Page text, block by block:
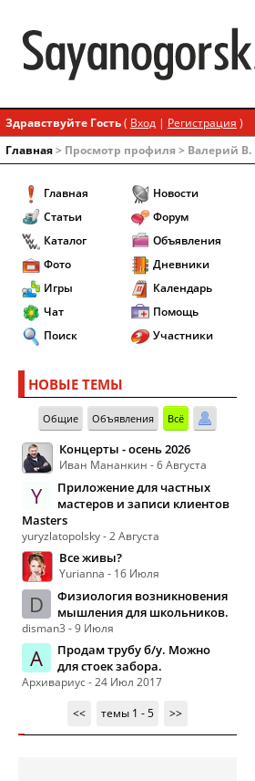
Здравствуйте Гость( Вход | Регистрация )
Главная> Просмотр профиля > Валерий В.
Главная
Статьи
Каталог
Фото
Игры
Чат
Поиск
Новости
Форум
Объявления
Дневники
Календарь
Помощь
Участники
НОВЫЕ ТЕМЫ
Общие Объявления Всё
Концерты - осень 2026
Иван Мананкин - 6 Августа
Y
Приложение для частных
мастеров и записи клиентов
Masters
yuryzlatopolsky - 2 Августа
Все живы?
Yurianna - 16 Июля
D
Физиология возникновения
мышления для школьников.
disman3 - 9 Июля
А
Продам трубу б/у. Можно
для стоек забора.
Архивариус - 24 Июл 2017
<<
темы 1 - 5 >>